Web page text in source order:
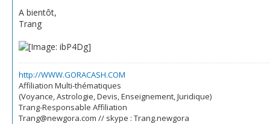
A bientôt,
Trang
http://WWW.GORACASH.COM
Affiliation Multi-thématiques
(Voyance, Astrologie, Devis, Enseignement, Juridique)
Trang-Responsable Affiliation
Trang@newgora.com // skype : Trang.newgora